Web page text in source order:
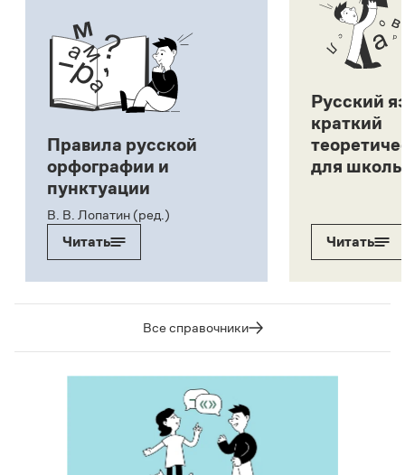
Правила русской
орфографии и
пунктуации
В. В. Лопатин (ред.)
Читать
Русский
краткий
для
Читать
Все справочники